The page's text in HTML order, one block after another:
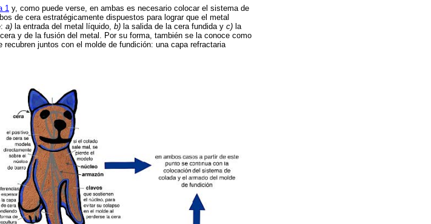
1 y, como puede verse, en ambas es necesario colocar el sistema de
de cera estratégicamente dispuestos para lograr que el metal
a) la entrada del metal líquido, b) la salida de la cera fundida y c) la
y de la fusión del metal. Por su forma, también se la conoce como
juntos con el molde de fundición: una capa refractaria